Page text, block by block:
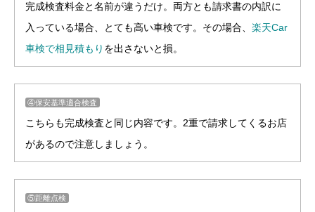
完成検査料金と名前が違うだけ。両方とも請求書の内訳に
入っている場合、とても高い車検です。その場合、 楽天Car
車検で相見積もり を出さないと損。
④保安基準適合検査
こちらも完成検査と同じ内容です。2重で請求してくるお店
があるので注意しましょう。
⑤距離点検